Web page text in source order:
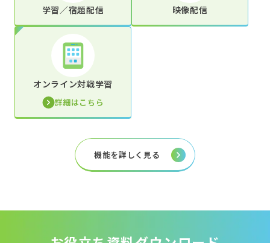
学習／宿題配信 映像配信
オンライン対戦学習
詳細はこちら
機能を詳しく見る